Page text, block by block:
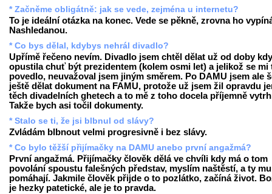
* Začněme obligátně: jak se vede, zejména u internetu?
To je ideální otázka na konec. Vede se pěkně, zrovna ho
Nashledanou.
* Co bys dělal, kdybys nehrál divadlo?
Upřímě řečeno nevím. Divadlo jsem chtěl dělat už od doby
opustila chuť být prezidentem (kolem osmi let) a jelikož se mi
povedlo, neuvažoval jsem jiným směrem. Po DAMU jsem ale
ještě dělat dokument na FAMU, protože už jsem žil opravdu
těch divadelních ghetech a to mě z toho docela příjemně
Takže bych asi točil dokumenty.
* Stalo se ti, že jsi blbnul od slávy?
Zvládám blbnout velmi progresivně i bez slávy.
* Co bylo těžší přijímačky na DAMU anebo první angažmá?
První angažmá. Přijímačky člověk dělá ve chvíli kdy má o tom
povolání spoustu falešných představ, myslím naštěstí, a ty
pomáhají. Jakmile člověk přijde o to pozlátko, začíná život.
je hezky patetické, ale je to pravda.